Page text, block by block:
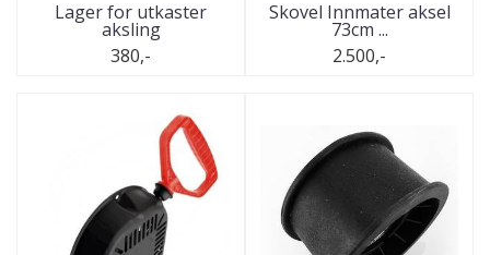
Lager for utkaster
aksling
380,-
Skovel Innmater aksel
73cm ...
2.500,-